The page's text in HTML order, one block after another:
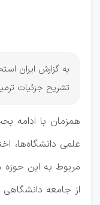
به گزارش ایران
تشریح جزئیات
همزمان با ادامه
علمی دانشگاه‌ها،
مربوط به این
از جامعه دانشگاهی